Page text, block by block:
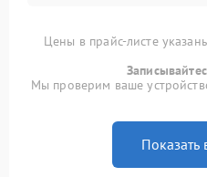
Цены в прайс-листе
Мы проверим ваше
Показать